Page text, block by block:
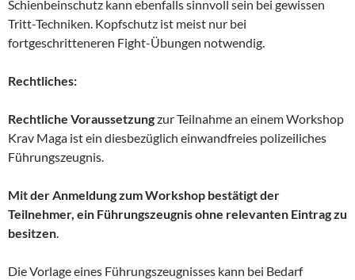
Schienbeinschutz kann ebenfalls sinnvoll sein bei gewissen
Tritt-Techniken. Kopfschutz ist meist nur bei
fortgeschritteneren Fight-Übungen notwendig.
Rechtliches:
Rechtliche Voraussetzungzur Teilnahme an einem Workshop
Krav Maga ist ein diesbezüglich einwandfreies polizeiliches
Führungszeugnis.
Mit der Anmeldung zum Workshop bestätigt der
Teilnehmer, ein Führungszeugnis ohne relevanten Eintrag zu
besitzen.
Die Vorlage eines Führungszeugnisses kann bei Bedarf